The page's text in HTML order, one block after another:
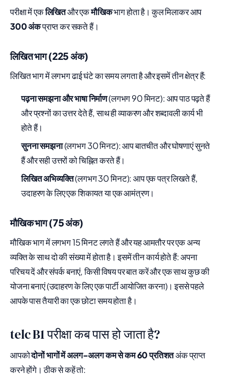
परीक्षा में एकलिखितऔर एकमौखिकभाग होता है। कुल मिलाकर आप
300 अंकप्राप्त कर सकते हैं।
लिखित भाग (225 अंक)
लिखित भाग में लगभग ढाई घंटे का समय लगता है और इसमें तीन क्षेत्र हैं:
पढ़ना समझना और भाषा निर्माण(लगभग 90 मिनट): आप पाठ पढ़ते हैं
और प्रश्नों का उत्तर देते हैं, साथ ही व्याकरण और शब्दावली कार्य भी
होते हैं।
सुनना समझना(लगभग 30 मिनट): आप बातचीत और घोषणाएं सुनते
हैं और सही उत्तरों को चिह्नित करते हैं।
लिखित अभिव्यक्ति(लगभग 30 मिनट): आप एक पत्र लिखते हैं,
उदाहरण के लिए एक शिकायत या एक आमंत्रण।
मौखिक भाग (75 अंक)
मौखिक भाग में लगभग 15 मिनट लगते हैं और यह आमतौर पर एक अन्य
व्यक्ति के साथ दो की संख्या में होता है। इसमें तीन कार्य होते हैं: अपना
परिचय दें और संपर्क बनाएं, किसी विषय पर बात करें और एक साथ कुछ की
योजना बनाएं (उदाहरण के लिए एक पार्टी आयोजित करना)। इससे पहले
आपके पास तैयारी का एक छोटा समय होता है।
telc B1 परीक्षा कब पास हो जाता है?
आपकोदोनों भागों में अलग-अलग कम से कम 60 प्रतिशतअंक प्राप्त
करने होंगे। ठीक से कहें तो: